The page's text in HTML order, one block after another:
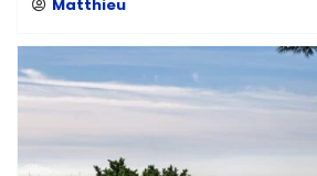
Matthieu